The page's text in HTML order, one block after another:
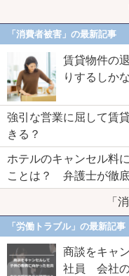
「消費者被害」の最新記事
賃貸物件の
りするしか
強引な営業に屈して
きる？
ホテルのキャンセル料
ことは？ 弁護士が徹
「
「労働トラブル」の最新記事
商談をキャ
社員 会社の